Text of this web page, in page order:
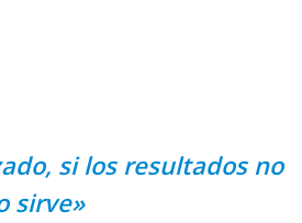
si los resultados no
sirve»